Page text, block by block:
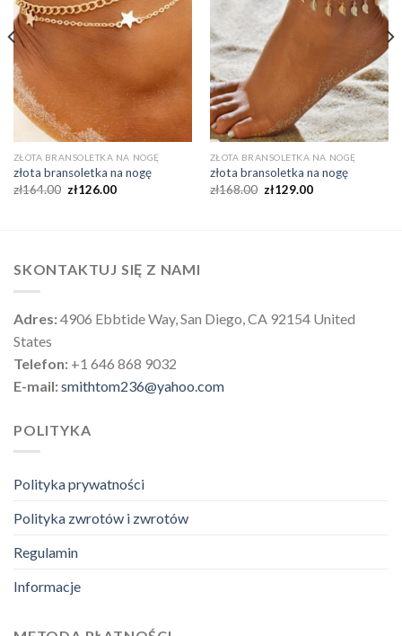
ZŁOTA BRANSOLETKA NA NOGĘ
złota bransoletka na nogę
zł164.00 zł126.00
ZŁOTA BRANSOLETKA NA NOGĘ
złota bransoletka na nogę
zł168.00 zł129.00
SKONTAKTUJ SIĘ Z NAMI
Adres:4906 Ebbtide Way, San Diego, CA 92154 United
States
Telefon: +1 646 868 9032
E-mail:smithtom236@yahoo.com
POLITYKA
Polityka prywatności
Polityka zwrotów i zwrotów
Regulamin
Informacje